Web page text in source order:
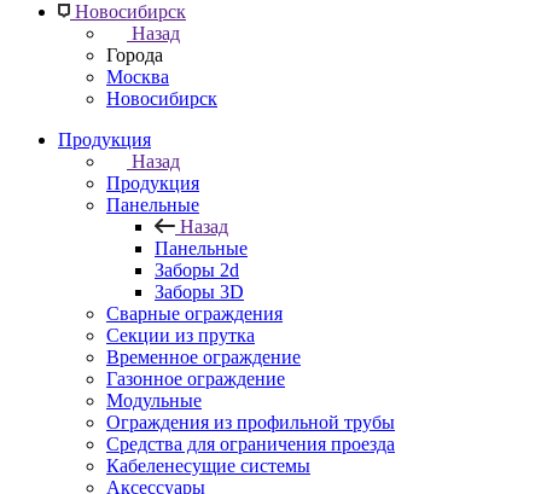
Новосибирск
Назад
Города
Москва
Новосибирск
Продукция
Назад
Продукция
Панельные
Назад
Панельные
Заборы 2d
Заборы 3D
Сварные ограждения
Секции из прутка
Временное ограждение
Газонное ограждение
Модульные
Ограждения из профильной трубы
Средства для ограничения проезда
Кабеленесущие системы
Аксессуары